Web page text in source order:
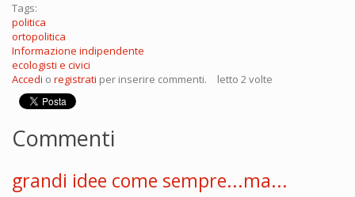
Tags:
politica
ortopolitica
Informazione indipendente
ecologisti e civici
Accedi o registrati per inserire commenti. letto 2 volte
Commenti
grandi idee come sempre...ma...